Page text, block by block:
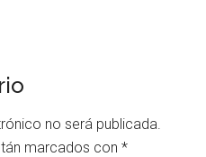
no será publicada.
marcados con*